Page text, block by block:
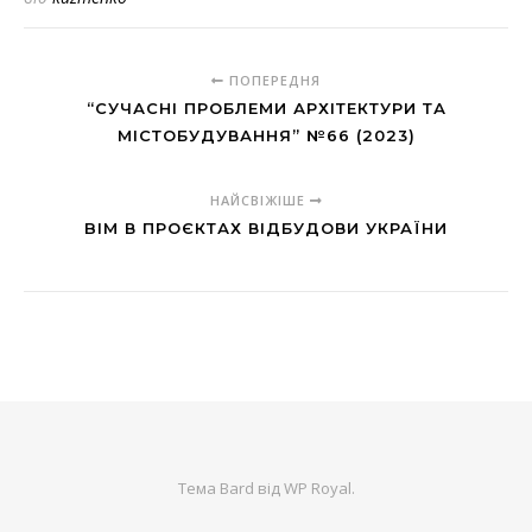
ПОПЕРЕДНЯ
“СУЧАСНІ ПРОБЛЕМИ АРХІТЕКТУРИ ТА
МІСТОБУДУВАННЯ” №66 (2023)
НАЙСВІЖІШЕ
BIM В ПРОЄКТАХ ВІДБУДОВИ УКРАЇНИ
Тема Bard відWP Royal.